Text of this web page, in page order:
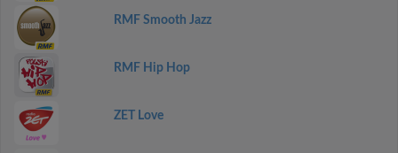
RMF Smooth Jazz
RMF Hip Hop
ZET Love